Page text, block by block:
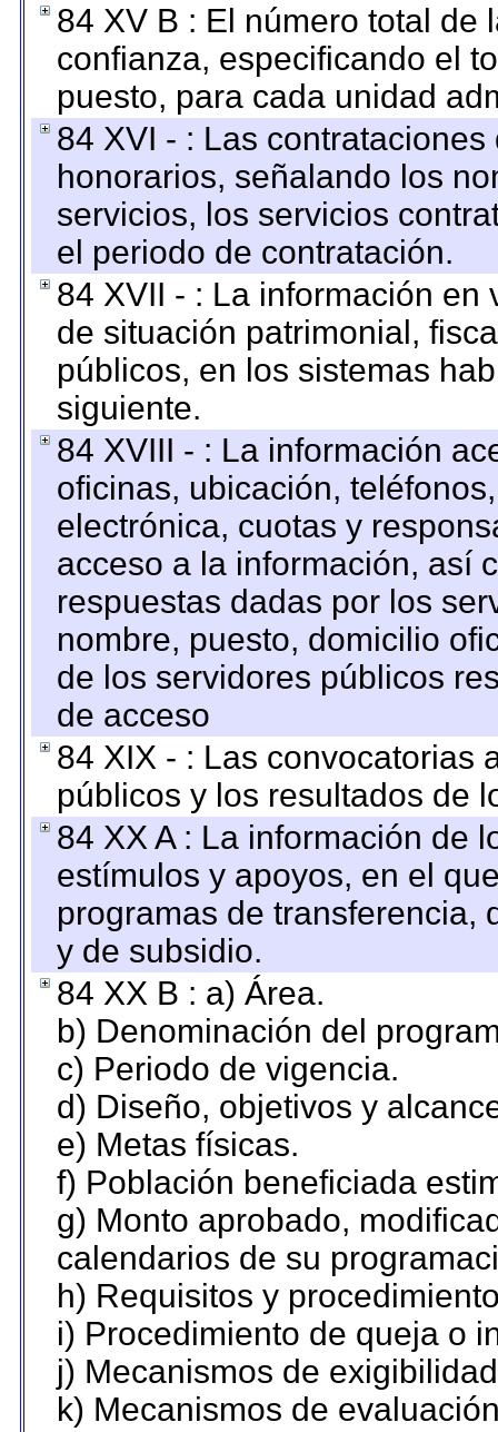
84 XV B : El número total de
confianza, especificando el
puesto, para cada unidad
84 XVI - : Las
honorarios, señalando los
servicios, los servicios
el periodo de contratación.
84 XVII - : La información
de situación patrimonial,
públicos, en los sistemas
siguiente.
84 XVIII - : La información
oficinas, ubicación,
electrónica, cuotas y
acceso a la información, así
respuestas dadas por los
nombre, puesto, domicilio
de los servidores públicos
de acceso
84 XIX - : Las convocatorias
públicos y los resultados de
84 XX A : La información de
estímulos y apoyos, en el
programas de transferencia,
y de subsidio.
84 XX B : a) Área.
b) Denominación del
c) Periodo de vigencia.
d) Diseño, objetivos y
e) Metas físicas.
f) Población beneficiada
g) Monto aprobado,
calendarios de su
h) Requisitos y
i) Procedimiento de queja o
j) Mecanismos de
k) Mecanismos de